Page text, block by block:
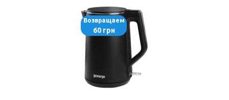
Возвращаем
60 грн